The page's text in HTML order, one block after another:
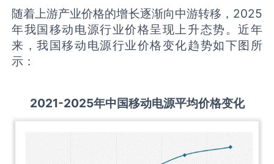
随着上游产业价格的增长逐渐向中游转移，2025
年我国移动电源行业价格呈现上升态势。近年
来，我国移动电源行业价格变化趋势如下图所
示：
2021-2025年中国移动电源平均价格变化